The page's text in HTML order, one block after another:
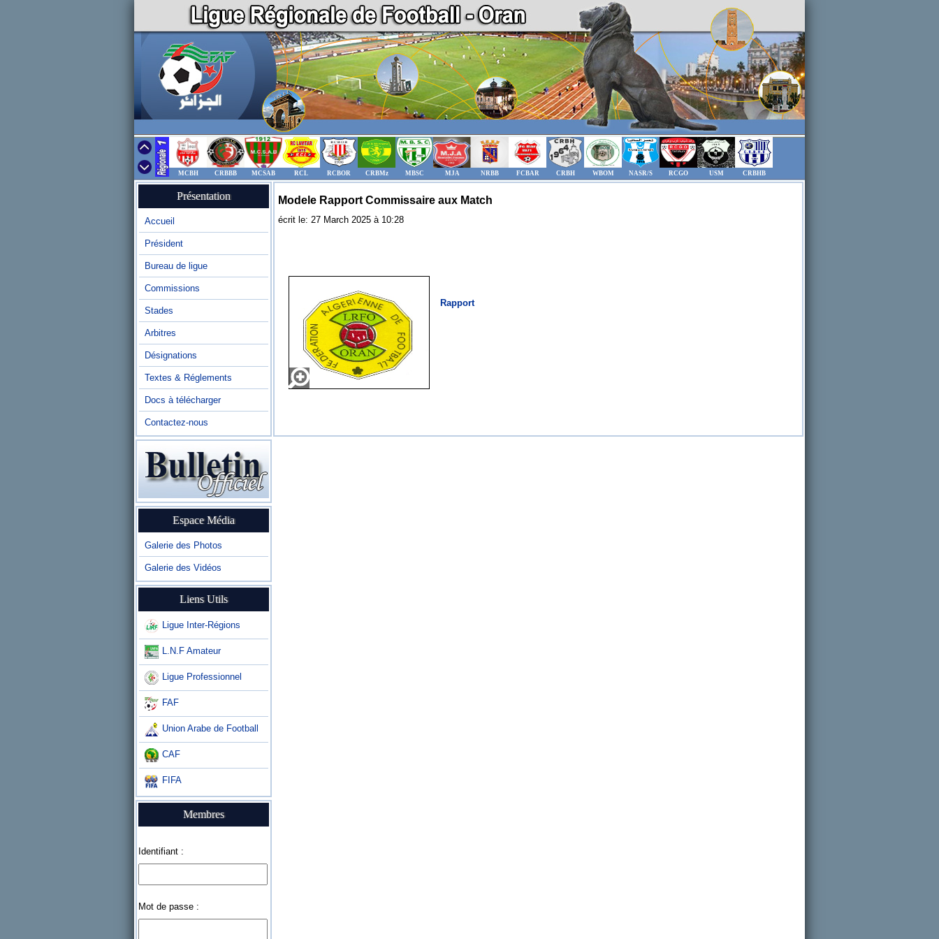
MCBH CRBBB MCSAB RCL RCBOR CRBMz MBSC MJA NRBB FCBAR CRBH WBOM NASR/S RCGO USM CRBHB
Présentation
Accueil
Président
Bureau de ligue
Commissions
Stades
Arbitres
Désignations
Textes & Réglements
Docs à télécharger
Contactez-nous
Espace Média
Galerie des Photos
Galerie des Vidéos
Liens Utils
Ligue Inter-Régions
L.N.F Amateur
Ligue Professionnel
FAF
Union Arabe de Football
CAF
FIFA
Membres
Identifiant :
Mot de passe :
Modele Rapport Commissaire aux Match
écrit le: 27 March 2025 à 10:28
Rapport